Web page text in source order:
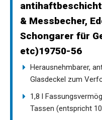
& Messbecher,
Schongarer für
etc)19750-56
Herausnehmbarer,
Glasdeckel zum
1,8 l
Tassen (entspricht